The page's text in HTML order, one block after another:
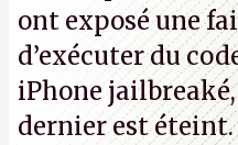
ont exposé une
d’exécuter du
iPhone
dernier est